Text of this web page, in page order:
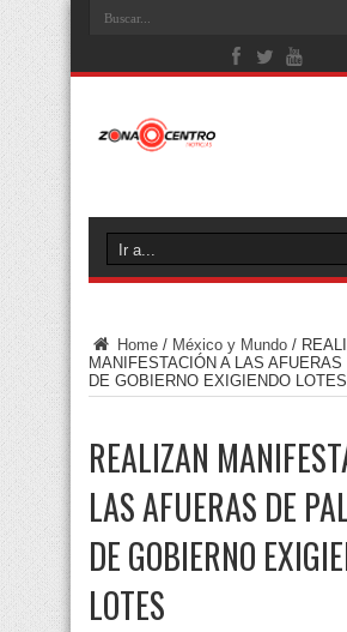
Home / México y Mundo /
MANIFESTACIÓN A LAS
DE GOBIERNO EXIGIENDO LOTES
REALIZAN
LAS AFUERAS DE
DE GOBIERNO
LOTES